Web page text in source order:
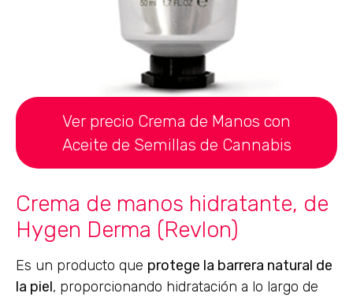
Ver precio Crema de Manos con
Aceite de Semillas de Cannabis
Crema de manos hidratante, de
Hygen Derma (Revlon)
Es un producto que protege la barrera natural de
la piel, proporcionando hidratación a lo largo de